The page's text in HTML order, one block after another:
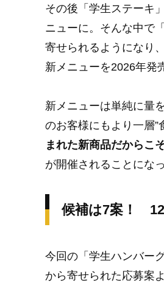
その後「学生ステーキ
ニューに。そんな中で
寄せられるようになり
新メニューを2026年発
新メニューは単純に量
のお客様にもより一層”
まれた新商品だからこ
が開催されることにな
候補は7案！
今回の「学生ハンバー
から寄せられた応募案